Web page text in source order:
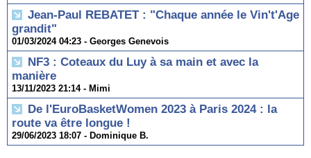
Jean-Paul REBATET : "Chaque année le Vin't'Age
grandit"
01/03/2024 04:23 - Georges Genevois
NF3 : Coteaux du Luy à sa main et avec la
manière
13/11/2023 21:14 - Mimi
De l'EuroBasketWomen 2023 à Paris 2024 : la
route va être longue !
29/06/2023 18:07 - Dominique B.